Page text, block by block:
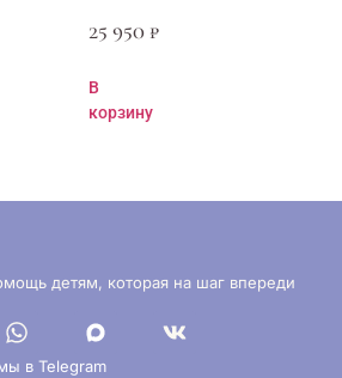
25 950 ₽
В
корзину
детям, которая на шаг впереди
в Telegram